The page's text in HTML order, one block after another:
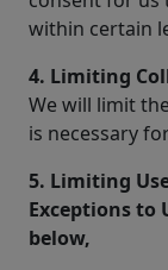
within certain
4. Limiting
We will limit
is necessary
5. Limiting
Exceptions to
below,